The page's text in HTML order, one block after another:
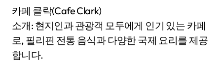
카페 클락(Cafe Clark)
소개: 현지인과 관광객 모두에게 인기 있는 카페
로, 필리핀 전통 음식과 다양한 국제 요리를 제공
합니다.